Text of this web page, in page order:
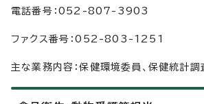
電話番号：052-807-3903
ファクス番号：052-803-1251
主な業務内容：保健環境委員、保健統計